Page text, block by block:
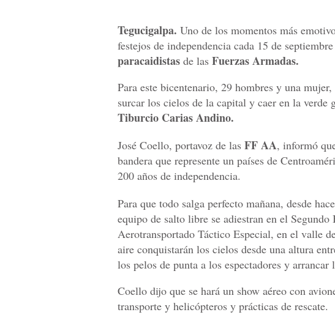
Tegucigalpa. Uno de los momentos más
festejos de independencia cada 15 de
paracaidistas de las Fuerzas Armadas.
Para este bicentenario, 29 hombres y una
surcar los cielos de la capital y caer en la verde
Tiburcio Carias Andino.
José Coello, portavoz de las FF AA, informó
bandera que represente un países de
200 años de independencia.
Para que todo salga perfecto mañana, desde
equipo de salto libre se adiestran en el
Aerotransportado Táctico Especial, en el valle
aire conquistarán los cielos desde una altura
los pelos de punta a los espectadores y arrancar
Coello dijo que se hará un show aéreo con
transporte y helicópteros y prácticas de rescate.